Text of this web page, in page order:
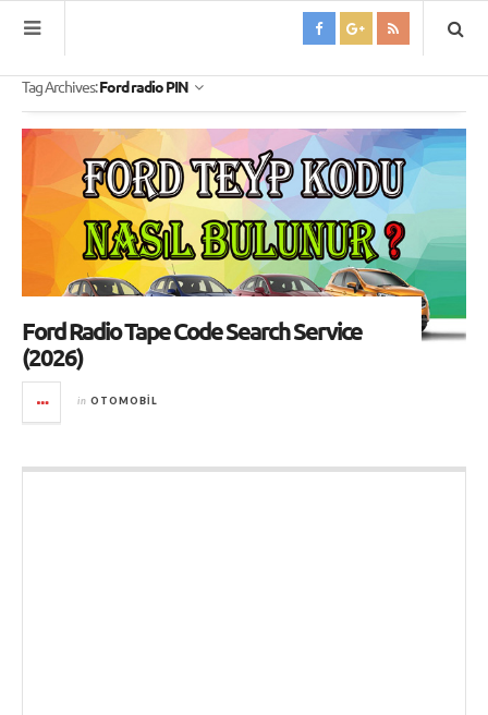
Tag Archives:Ford radio PIN
Ford Radio Tape Code Search Service
(2026)
in OTOMOBIL